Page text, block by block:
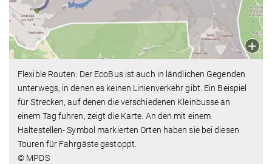
Flexible Routen: Der EcoBus ist auch in ländlichen Gegenden
unterwegs, in denen es keinen Linienverkehr gibt. Ein Beispiel
für Strecken, auf denen die verschiedenen Kleinbusse an
einem Tag fuhren, zeigt die Karte. An den mit einem
Haltestellen- Symbol markierten Orten haben sie bei diesen
Touren für Fahrgäste gestoppt.
© MPDS